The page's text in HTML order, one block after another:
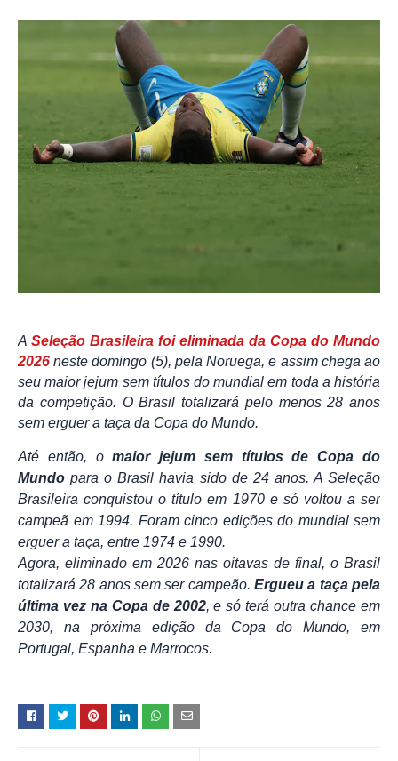
A Seleção Brasileira foi eliminada da Copa do Mundo
2026 neste domingo (5), pela Noruega, e assim chega ao
seu maior jejum sem títulos do mundial em toda a história
da competição. O Brasil totalizará pelo menos 28 anos
sem erguer a taça da Copa do Mundo.
Até então, omaior jejum sem títulos de Copa do
Mundo para o Brasil havia sido de 24 anos. A Seleção
Brasileira conquistou o título em 1970 e só voltou a ser
campeã em 1994. Foram cinco edições do mundial sem
erguer a taça, entre 1974 e 1990.
Agora, eliminado em 2026 nas oitavas de final, o Brasil
totalizará 28 anos sem ser campeão. Ergueu a taça pela
última vez na Copa de 2002, e só terá outra chance em
2030, na próxima edição da Copa do Mundo, em
Portugal, Espanha e Marrocos.